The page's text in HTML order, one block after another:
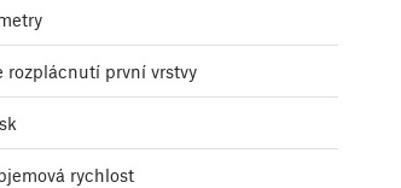
rozplácnutí první vrstvy
rychlost